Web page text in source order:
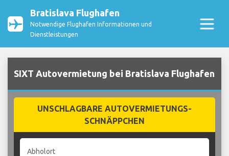
Bratislava Flughafen
Notwendige Flughafen Informationen und
Dienstleistungen
SIXT Autovermietung bei Bratislava Flughafen
UNSCHLAGBARE AUTOVERMIETUNGS-
SCHNÄPPCHEN
Abholort